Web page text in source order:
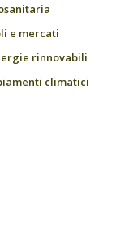
e mercati
rinnovabili
climatici